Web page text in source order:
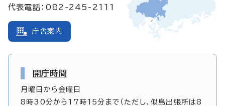
代表電話：082-245-2111
庁舎案内
開庁時間
月曜日から金曜日
8時30分から17時15分まで（ただし、似島出張所は8